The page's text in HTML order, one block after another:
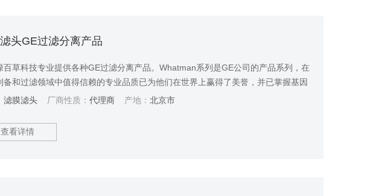
头GE过滤分离产品
百草科技专业提供各种GE过滤分离产品。Whatman系列是GE公司的产品系列，在
备和过滤领域中值得信赖的专业品质已为他们在世界上赢得了美誉，并已掌握基因
分离纯化方面的核心技术。
滤膜滤头 厂商性质：代理商 产地：北京市
查看详情